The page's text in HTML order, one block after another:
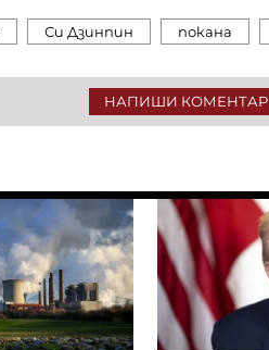
Си Дзинпин покана
НАПИШИ КОМЕНТАР